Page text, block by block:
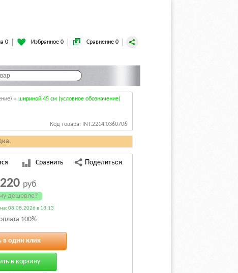
0 Избранное 0 Сравнение 0
» шириной 45 см (условное обозначение)
Код товара: INT.2214.0360706
Сравнить
руб
дешевле?
08.08.2026 в 13:13
100%
в один клик
в корзину